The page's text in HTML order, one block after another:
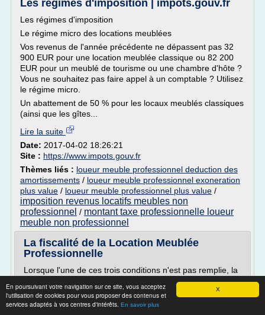
X
En poursuivant votre navigation sur ce site, vous acceptez
l'utilisation de cookies pour vous proposer des contenus et
services adaptés à vos centres d'intérêts. En savoir plus
Les régimes d'imposition | impots.gouv.fr
Les régimes d'imposition
Le régime micro des locations meublées
Vos revenus de l'année précédente ne dépassent pas 32
900 EUR pour une location meublée classique ou 82 200
EUR pour un meublé de tourisme ou une chambre d'hôte ?
Vous ne souhaitez pas faire appel à un comptable ? Utilisez
le régime micro.
Un abattement de 50 % pour les locaux meublés classiques
(ainsi que les gîtes...
Lire la suite
Date: 2017-04-02 18:26:21
Site : https://www.impots.gouv.fr
Thèmes liés : loueur meuble professionnel deduction des
amortissements / loueur meuble professionnel exoneration
plus value / loueur meuble professionnel plus value /
imposition revenus locatifs meubles non
professionnel / montant taxe professionnelle loueur
meuble non professionnel
La fiscalité de la Location Meublée
Professionnelle
Lorsque l'une de ces trois conditions n'est pas remplie, la
location meublée est automatiquement qualifiée de « non-
professionnelle ».
Cette nouvelle définition s'applique à compter de